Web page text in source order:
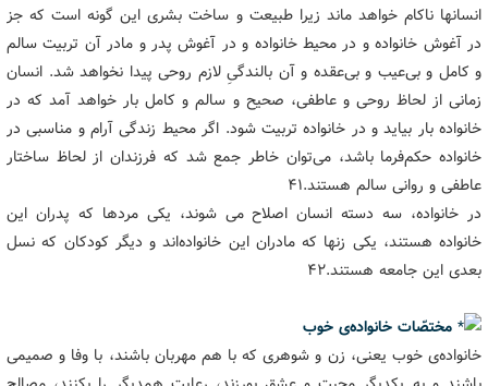
انسانها ناکام خواهد ماند زیرا طبیعت و ساخت بشری این گونه است که جز
در آغوش خانواده و در محیط خانواده و در آغوش پدر و مادر آن تربیت سالم
و کامل و بی‌عیب و بی‌عقده و آن بالندگیِ لازم روحی پیدا نخواهد شد. انسان
زمانی از لحاظ روحی و عاطفی، صحیح و سالم و کامل بار خواهد آمد که در
خانواده بار بیاید و در خانواده تربیت شود. اگر محیط زندگی آرام و مناسبی در
خانواده حکم‌فرما باشد، می‌توان خاطر جمع شد که فرزندان از لحاظ ساختار
عاطفی و روانی سالم هستند.۴۱
در خانواده، سه دسته انسان اصلاح می شوند، یکی مردها که پدران این
خانواده هستند، یکی زنها که مادران این خانواده‌اند و دیگر کودکان که نسل
بعدی این جامعه هستند.۴۲
مختصّات خانواده‌ی خوب
خانواده‌ی خوب یعنی، زن و شوهری که با هم مهربان باشند، با وفا و صمیمی